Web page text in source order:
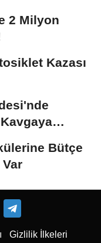
2 Milyon
Kazası
Bütçe
Gizlilik İlkeleri